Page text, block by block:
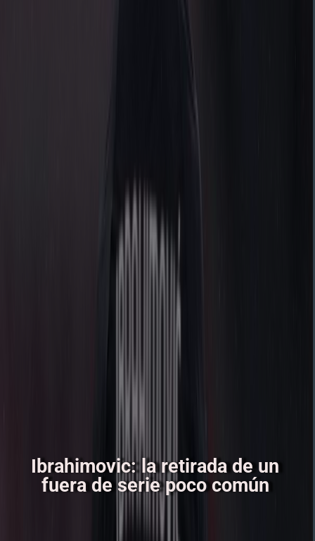
Ibrahimovic: la retirada de un
fuera de serie poco común